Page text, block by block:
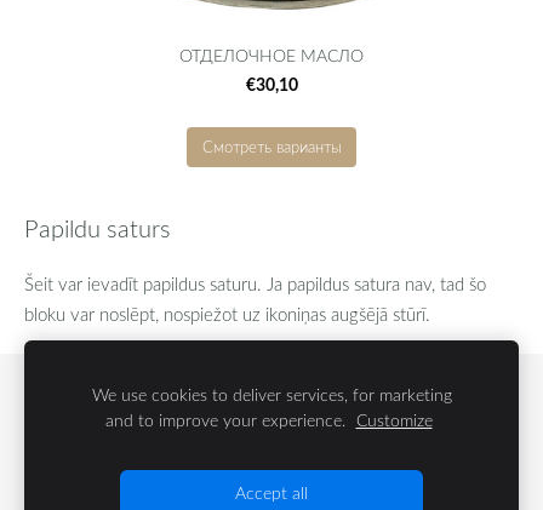
Papildu saturs
Šeit var ievadīt papildus saturu. Ja papildus satura nav, tad šo
bloku var noslēpt, nospiežot uz ikoniņas augšējā stūrī.
ОТДЕЛОЧНОЕ МАСЛО
€30,10
Смотреть варианты
БЛОГ
ПАРТНЕРЫ ПО СОТРУДНИЧЕСТВУ
We use cookies to deliver services, for marketing
and to improve your experience. Customize
Accept all